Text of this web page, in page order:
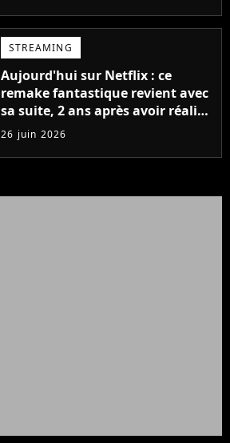
STREAMING
Aujourd'hui sur Netflix : ce
remake fantastique revient avec
sa suite, 2 ans après avoir réalisé
60 millions de vues et régné 6
semaines dans le Top 10
26 juin 2026